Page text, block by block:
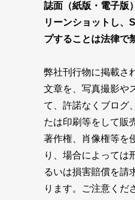
誌面（紙版・電子版
リーンショットし、
プすることは法律で
弊社刊行物に掲載さ
文章を、写真撮影や
て、許諾なくブログ
たは印刷等をして販
著作権、肖像権等を
り、場合によっては
るいは損害賠償を請
ります。ご注意くだ